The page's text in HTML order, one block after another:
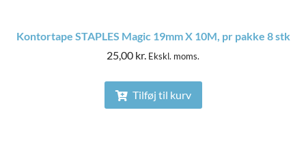
Kontortape STAPLES Magic 19mm X 10M, pr pakke 8 stk
25,00 kr. Ekskl. moms.
Tilføj til kurv